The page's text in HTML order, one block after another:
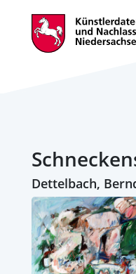
Dettelbach,